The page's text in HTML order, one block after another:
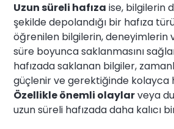
Uzun süreli hafıza ise, bilgilerin
şekilde depolandığı bir hafıza
öğrenilen bilgilerin, deneyimlerin
süre boyunca saklanmasını
hafızada saklanan bilgiler,
güçlenir ve gerektiğinde kolayca
Özellikle önemli olaylarveya
uzun süreli hafızada daha kalıcı